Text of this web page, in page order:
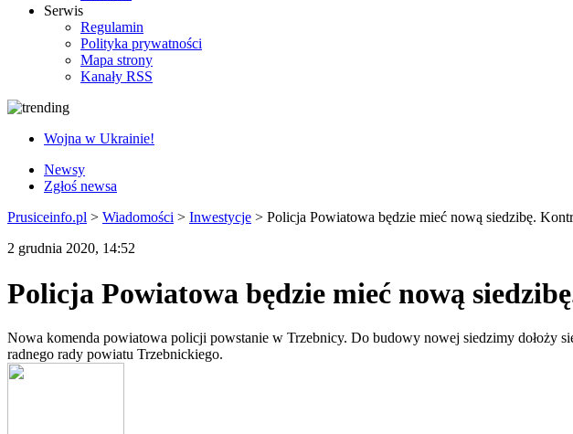
Serwis
Regulamin
Polityka prywatności
Mapa strony
Kanały RSS
Wojna w Ukrainie!
Newsy
Zgłoś newsa
Prusiceinfo.pl > Wiadomości > Inwestycje > Policja Powiatowa będzie mieć nową siedzibę.
2 grudnia 2020, 14:52
Policja Powiatowa będzie mieć nową
Nowa komenda powiatowa policji powstanie w Trzebnicy. Do budowy nowej siedzimy dołoży
radnego rady powiatu Trzebnickiego.